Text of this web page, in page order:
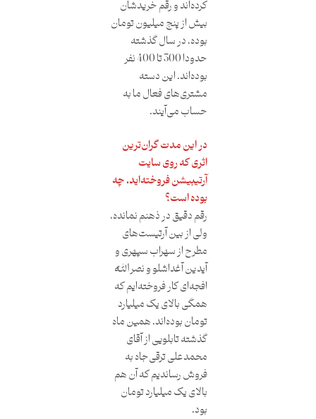
کرده‌اند و رقم خریدشان
بیش از پنج میلیون تومان
بوده، در سال گذشته
حدودا 300 تا 400 نفر
بوده‌اند. این دسته
مشتری‌های فعال ما به
حساب می‌آیند.
در این مدت گران‌ترین
اثری که روی سایت
آرتیبیشن فروخته‌اید، چه
بوده است؟
رقم دقیق در ذهنم نمانده،
ولی از بین آرتیست‌های
مطرح از سهراب سپهری و
آیدین آغداشلو و نصرالله
افجه‌ای کار فروخته‌ایم که
همگی بالای یک میلیارد
تومان بوده‌اند. همین ماه
گذشته تابلویی از آقای
محمدعلی ترقی‌جاه به
فروش رساندیم که آن هم
بالای یک میلیارد تومان
بود.